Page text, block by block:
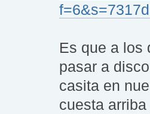
Es que a los
pasar a
casita en
cuesta